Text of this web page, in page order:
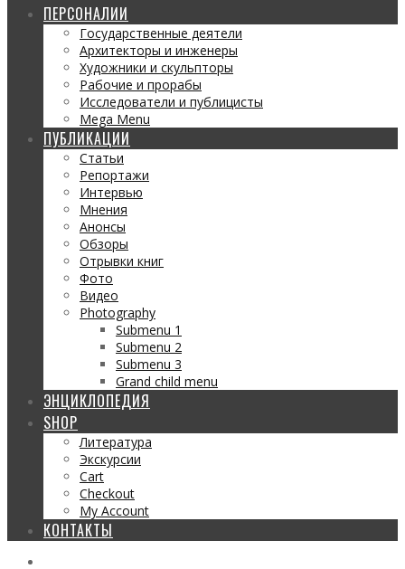
ПЕРСОНАЛИИ
Государственные деятели
Архитекторы и инженеры
Художники и скульпторы
Рабочие и прорабы
Исследователи и публицисты
Mega Menu
ПУБЛИКАЦИИ
Статьи
Репортажи
Интервью
Мнения
Анонсы
Обзоры
Отрывки книг
Фото
Видео
Photography
Submenu 1
Submenu 2
Submenu 3
Grand child menu
ЭНЦИКЛОПЕДИЯ
SHOP
Литература
Экскурсии
Cart
Checkout
My Account
КОНТАКТЫ